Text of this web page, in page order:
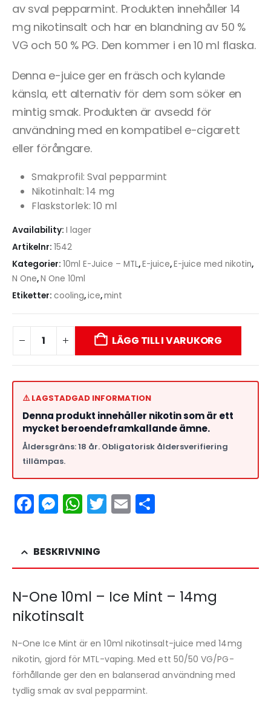
av sval pepparmint. Produkten innehåller 14
mg nikotinsalt och har en blandning av 50 %
VG och 50 % PG. Den kommer i en 10 ml flaska.
Denna e-juice ger en fräsch och kylande
känsla, ett alternativ för dem som söker en
mintig smak. Produkten är avsedd för
användning med en kompatibel e-cigarett
eller förångare.
Smakprofil: Sval pepparmint
Nikotinhalt: 14 mg
Flaskstorlek: 10 ml
Availability: I lager
Artikelnr: 1542
Kategorier: 10ml E-Juice – MTL,E-juice,E-juice med nikotin,
N One,N One 10ml
Etiketter: cooling,ice,mint
LÄGG TILL I VARUKORG
⚠️ LAGSTADGAD INFORMATION
Denna produkt innehåller nikotin som är ett
mycket beroendeframkallande ämne.
Åldersgräns: 18 år. Obligatorisk åldersverifiering
tillämpas.
Facebook
Messenger
WhatsApp
Twitter
Email
BESKRIVNING
N-One 10ml – Ice Mint – 14mg
nikotinsalt
N-One Ice Mint är en 10ml nikotinsalt-juice med 14mg
nikotin, gjord för MTL-vaping. Med ett 50/50 VG/PG-
förhållande ger den en balanserad användning med
tydlig smak av sval pepparmint.